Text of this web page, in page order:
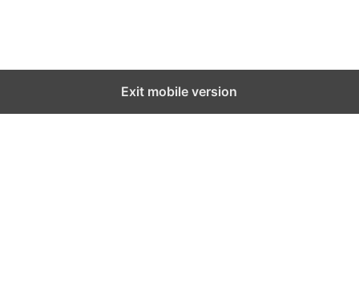
Exit mobile version